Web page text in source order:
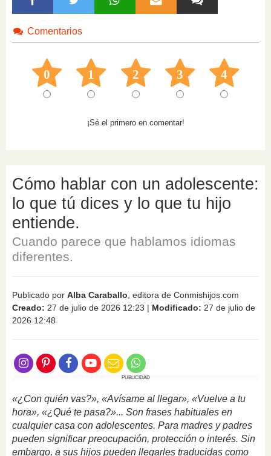
Comentarios
0 1 2 3 4
¡Sé el primero en comentar!
Cómo hablar con un adolescente:
lo que tú dices y lo que tu hijo
entiende.
Cuando parece que hablamos idiomas
diferentes.
Publicado por Alba Caraballo, editora de Conmishijos.com
Creado: 27 de julio de 2026 12:23 | Modificado: 27 de julio de
2026 12:48
PUBLICIDAD
«¿Con quién vas?», «Avísame al llegar», «Vuelve a tu
hora», «¿Qué te pasa?»... Son frases habituales en
cualquier casa con adolescentes. Para madres y padres
pueden significar preocupación, protección o interés. Sin
embargo, a sus hijos pueden llegarles traducidas como